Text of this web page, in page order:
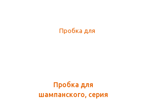
Пробка для
шампанского, серия